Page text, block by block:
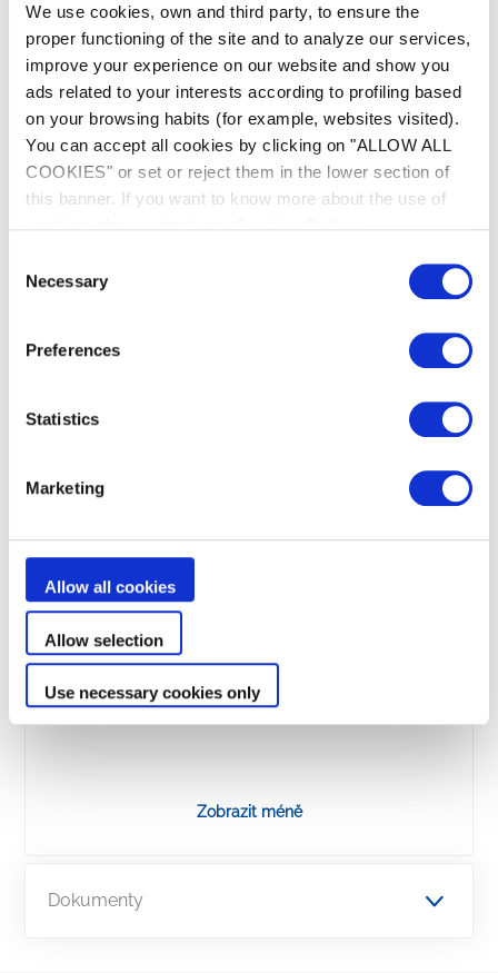
We use cookies, own and third party, to ensure the
proper functioning of the site and to analyze our services,
improve your experience on our website and show you
ads related to your interests according to profiling based
on your browsing habits (for example, websites visited).
You can accept all cookies by clicking on "ALLOW ALL
COOKIES" or set or reject them in the lower section of
this banner. If you want to know more about the use of
Selection
Necessary
Preferences
Statistics
Marketing
Allow all cookies
Allow selection
Use necessary cookies only
Regulace pomocí
probíhá mechanickým vlhkoměrem pro
Zobrazit méně
Dokumenty